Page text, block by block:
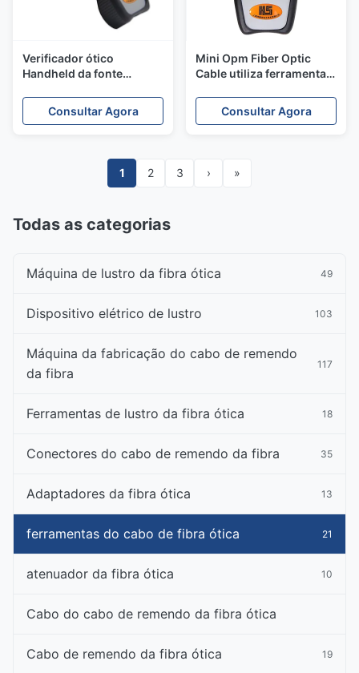
Verificador ótico
Handheld da fonte
poder das ferramentas
do cabo de fibra ótica de
Consultar Agora
Mini Opm Fiber Optic
Cable utiliza ferramentas
1310/1490/1550/1625Nm
da fibra ótica
Consultar Agora
1 2 3 › »
Todas as categorias
Máquina de lustro da fibra ótica 49
Dispositivo elétrico de lustro 103
Máquina da fabricação do cabo de remendo
da fibra
117
Ferramentas de lustro da fibra ótica 18
Conectores do cabo de remendo da fibra 35
Adaptadores da fibra ótica 13
ferramentas do cabo de fibra ótica 21
atenuador da fibra ótica 10
Cabo do cabo de remendo da fibra ótica
Cabo de remendo da fibra ótica 19